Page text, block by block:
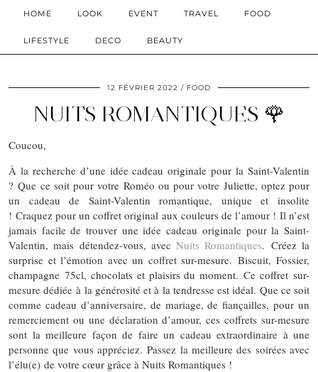
HOME LOOK EVENT TRAVEL FOOD
LIFESTYLE DECO BEAUTY
12 FÉVRIER 2022 FOOD
NUITS ROMANTIQUES 🌹
Coucou,
À la recherche d’une idée cadeau originale pour la Saint-Valentin
? Que ce soit pour votre Roméo ou pour votre Juliette, optez pour
un cadeau de Saint-Valentin romantique, unique et insolite
! Craquez pour un coffret original aux couleurs de l’amour ! Il n’est
jamais facile de trouver une idée cadeau originale pour la Saint-
Valentin, mais détendez-vous, avecNuits Romantiques. Créez la
surprise et l’émotion avec un coffret sur-mesure. Biscuit, Fossier,
champagne 75cl, chocolats et plaisirs du moment. Ce coffret sur-
mesure dédiée à la générosité et à la tendresse est idéal. Que ce soit
comme cadeau d’anniversaire, de mariage, de fiançailles, pour un
remerciement ou une déclaration d’amour, ces coffrets sur-mesure
sont la meilleure façon de faire un cadeau extraordinaire à une
personne que vous appréciez. Passez la meilleure des soirées avec
l’élu(e) de votre cœur grâce à Nuits Romantiques !